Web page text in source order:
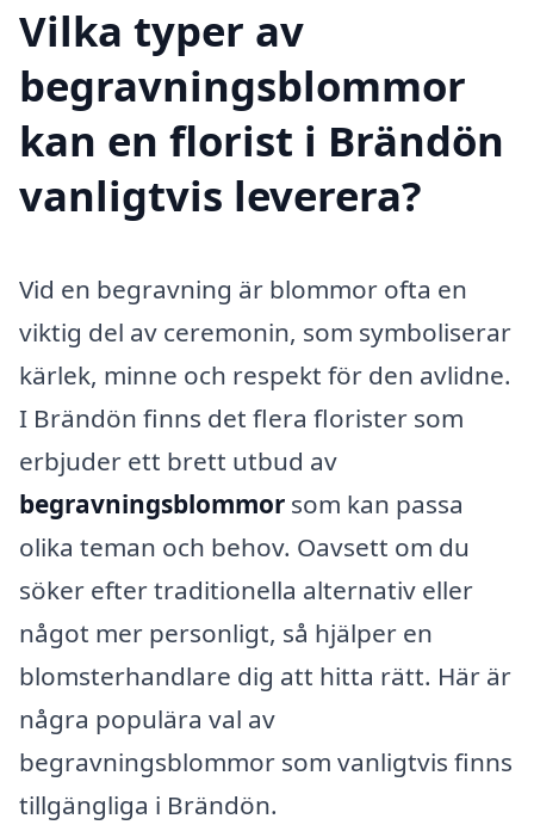
Vilka typer av
begravningsblommor
kan en florist i Brändön
vanligtvis leverera?
Vid en begravning är blommor ofta en
viktig del av ceremonin, som symboliserar
kärlek, minne och respekt för den avlidne.
I Brändön finns det flera florister som
erbjuder ett brett utbud av
begravningsblommor som kan passa
olika teman och behov. Oavsett om du
söker efter traditionella alternativ eller
något mer personligt, så hjälper en
blomsterhandlare dig att hitta rätt. Här är
några populära val av
begravningsblommor som vanligtvis finns
tillgängliga i Brändön.